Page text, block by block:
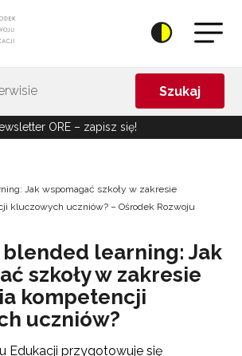
Szukaj
ORE – zapisz się!
Jak wspomagać szkoły w zakresie
kluczowych uczniów? – Ośrodek Rozwoju
learning: Jak
szkoły w zakresie
kompetencji
uczniów?
Edukacji przygotowuje się